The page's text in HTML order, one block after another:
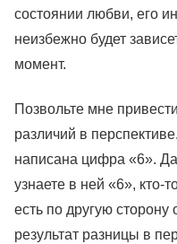
состоянии любви, его
неизбежно будет
момент.
Позвольте мне
различий в
написана цифра «6».
узнаете в ней «6», кто-
есть по другую
результат разницы в